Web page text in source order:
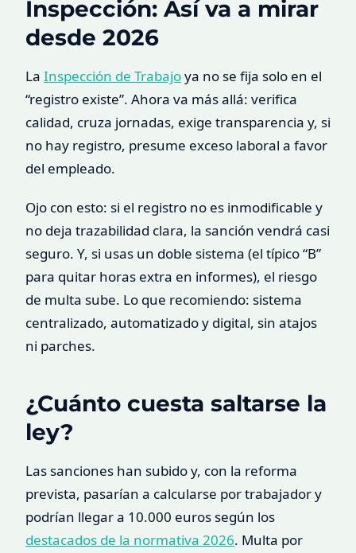
Inspección: Así va a mirar
desde 2026
La Inspección de Trabajoya no se fija solo en el
“registro existe”. Ahora va más allá: verifica
calidad, cruza jornadas, exige transparencia y, si
no hay registro, presume exceso laboral a favor
del empleado.
Ojo con esto: si el registro no es inmodificable y
no deja trazabilidad clara, la sanción vendrá casi
seguro. Y, si usas un doble sistema (el típico “B”
para quitar horas extra en informes), el riesgo
de multa sube. Lo que recomiendo: sistema
centralizado, automatizado y digital, sin atajos
ni parches.
¿Cuánto cuesta saltarse la
ley?
Las sanciones han subido y, con la reforma
prevista, pasarían a calcularse por trabajador y
podrían llegar a 10.000 euros según los
destacados de la normativa 2026. Multa por